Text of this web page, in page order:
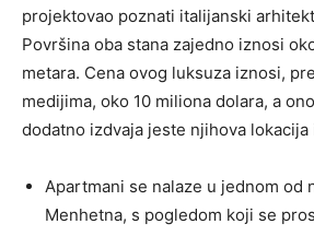
projektovao poznati italijanski
Površina oba stana zajedno iznosi
metara. Cena ovog luksuza iznosi,
medijima, oko 10 miliona dolara, a
dodatno izdvaja jeste njihova
Apartmani se nalaze u jednom od
Menhetna, s pogledom koji se